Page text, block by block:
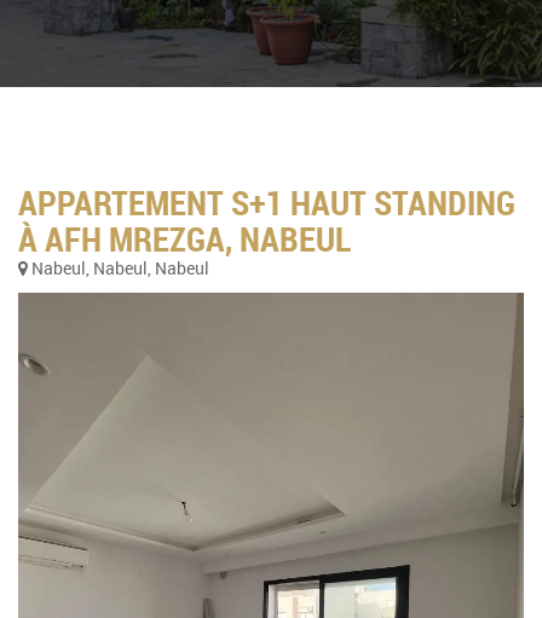
APPARTEMENT S+1 HAUT STANDING
À AFH MREZGA, NABEUL
Nabeul, Nabeul, Nabeul